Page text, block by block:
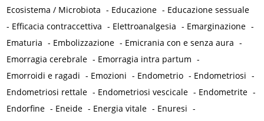
Ecosistema / Microbiota - Educazione - Educazione sessuale
- Efficacia contraccettiva - Elettroanalgesia - Emarginazione -
Ematuria - Embolizzazione - Emicrania con e senza aura -
Emorragia cerebrale - Emorragia intra partum -
Emorroidi e ragadi - Emozioni - Endometrio - Endometriosi -
Endometriosi rettale - Endometriosi vescicale - Endometrite -
Endorfine - Eneide - Energia vitale - Enuresi -